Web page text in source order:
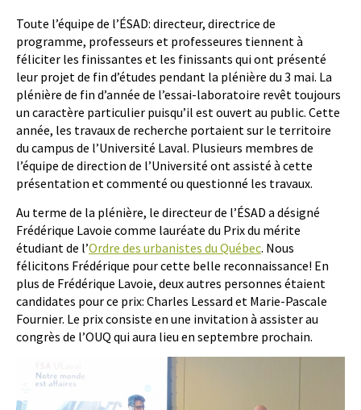
Toute l’équipe de l’ÉSAD: directeur, directrice de
programme, professeurs et professeures tiennent à
féliciter les finissantes et les finissants qui ont présenté
leur projet de fin d’études pendant la plénière du 3 mai. La
plénière de fin d’année de l’essai-laboratoire revêt toujours
un caractère particulier puisqu’il est ouvert au public. Cette
année, les travaux de recherche portaient sur le territoire
du campus de l’Université Laval. Plusieurs membres de
l’équipe de direction de l’Université ont assisté à cette
présentation et commenté ou questionné les travaux.
Au terme de la plénière, le directeur de l’ÉSAD a désigné
Frédérique Lavoie comme lauréate du Prix du mérite
étudiant de l’Ordre des urbanistes du Québec. Nous
félicitons Frédérique pour cette belle reconnaissance! En
plus de Frédérique Lavoie, deux autres personnes étaient
candidates pour ce prix: Charles Lessard et Marie-Pascale
Fournier. Le prix consiste en une invitation à assister au
congrès de l’OUQ qui aura lieu en septembre prochain.